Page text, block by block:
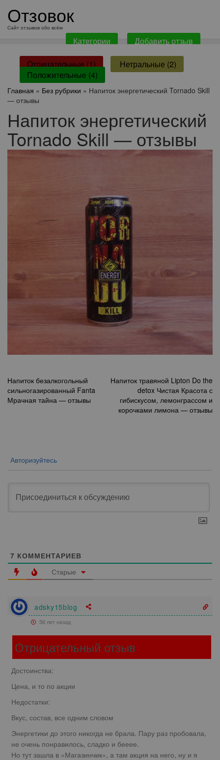
содержанию
Отзовок
Сайт отзывов обо всём
Категории Добавить отзыв
Отрицательные (1)
Нетральные (2)
Положительные (4)
Главная » Без рубрики » Напиток энергетический Tornado Skill
— отзывы
Напиток энергетический
Tornado Skill — отзывы
Навигация
по
Напиток безалкогольный
сильногазированный Fanta
Мрачная тайна — отзывы
Напиток травяной Lipton Do the
detox Чистая Красота с
гибискусом, лемонграссом и
корочками лимона — отзывы
Авторизуйтесь
7 КОММЕНТАРИЕВ
Старые
adsky15blog
56 лет назад
Отрицательный отзыв
Достоинства:
Цена, и то по акции
Недостатки:
Вкус, состав, все одним словом
Энергетики до этого никогда не брала. Пару раз пробовала,
не очень понравилось, сладко и бееее.
Но тут зашла в «Магазинчик», а там акция на него, ну и я